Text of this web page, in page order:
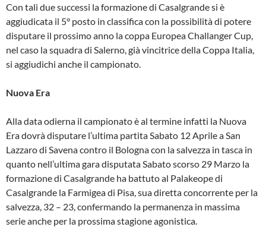
Con tali due successi la formazione di Casalgrande si è
aggiudicata il 5° posto in classifica con la possibilità di potere
disputare il prossimo anno la coppa Europea Challanger Cup,
nel caso la squadra di Salerno, già vincitrice della Coppa Italia,
si aggiudichi anche il campionato.
Nuova Era
Alla data odierna il campionato è al termine infatti la Nuova
Era dovrà disputare l’ultima partita Sabato 12 Aprile a San
Lazzaro di Savena contro il Bologna con la salvezza in tasca in
quanto nell’ultima gara disputata Sabato scorso 29 Marzo la
formazione di Casalgrande ha battuto al Palakeope di
Casalgrande la Farmigea di Pisa, sua diretta concorrente per la
salvezza, 32 – 23, confermando la permanenza in massima
serie anche per la prossima stagione agonistica.